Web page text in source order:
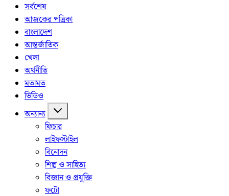
সর্বশেষ
আজকের পত্রিকা
বাংলাদেশ
আন্তর্জাতিক
খেলা
অর্থনীতি
মতামত
ভিডিও
অন্যান্য
ফিচার
লাইফস্টাইল
বিনোদন
শিল্প ও সাহিত্য
বিজ্ঞান ও প্রযুক্তি
ফটো